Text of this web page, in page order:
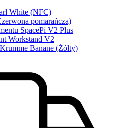
White (NFC)
pomarańcza)
SpacePi V2 Plus
Workstand V2
Banane (Żółty)